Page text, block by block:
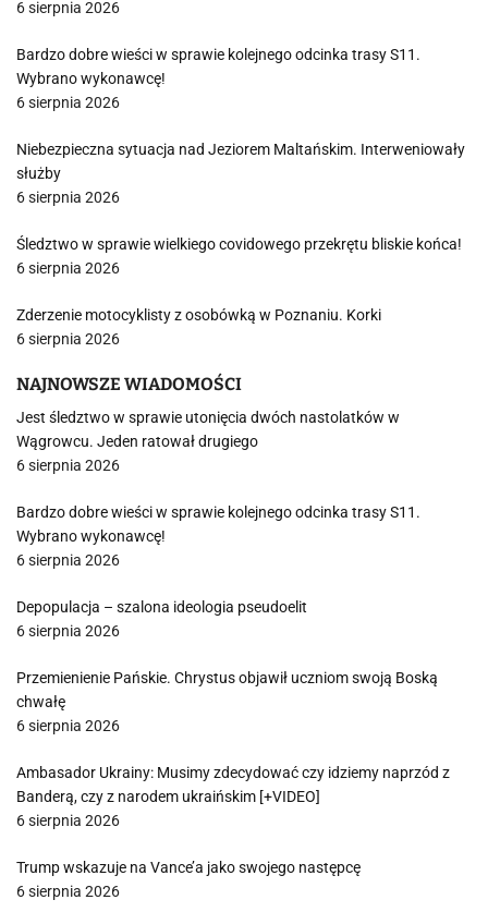
6 sierpnia 2026
Bardzo dobre wieści w sprawie kolejnego odcinka trasy S11.
Wybrano wykonawcę!
6 sierpnia 2026
Niebezpieczna sytuacja nad Jeziorem Maltańskim. Interweniowały
służby
6 sierpnia 2026
Śledztwo w sprawie wielkiego covidowego przekrętu bliskie końca!
6 sierpnia 2026
Zderzenie motocyklisty z osobówką w Poznaniu. Korki
6 sierpnia 2026
NAJNOWSZE WIADOMOŚCI
Jest śledztwo w sprawie utonięcia dwóch nastolatków w
Wągrowcu. Jeden ratował drugiego
6 sierpnia 2026
Bardzo dobre wieści w sprawie kolejnego odcinka trasy S11.
Wybrano wykonawcę!
6 sierpnia 2026
Depopulacja – szalona ideologia pseudoelit
6 sierpnia 2026
Przemienienie Pańskie. Chrystus objawił uczniom swoją Boską
chwałę
6 sierpnia 2026
Ambasador Ukrainy: Musimy zdecydować czy idziemy naprzód z
Banderą, czy z narodem ukraińskim [+VIDEO]
6 sierpnia 2026
Trump wskazuje na Vance’a jako swojego następcę
6 sierpnia 2026